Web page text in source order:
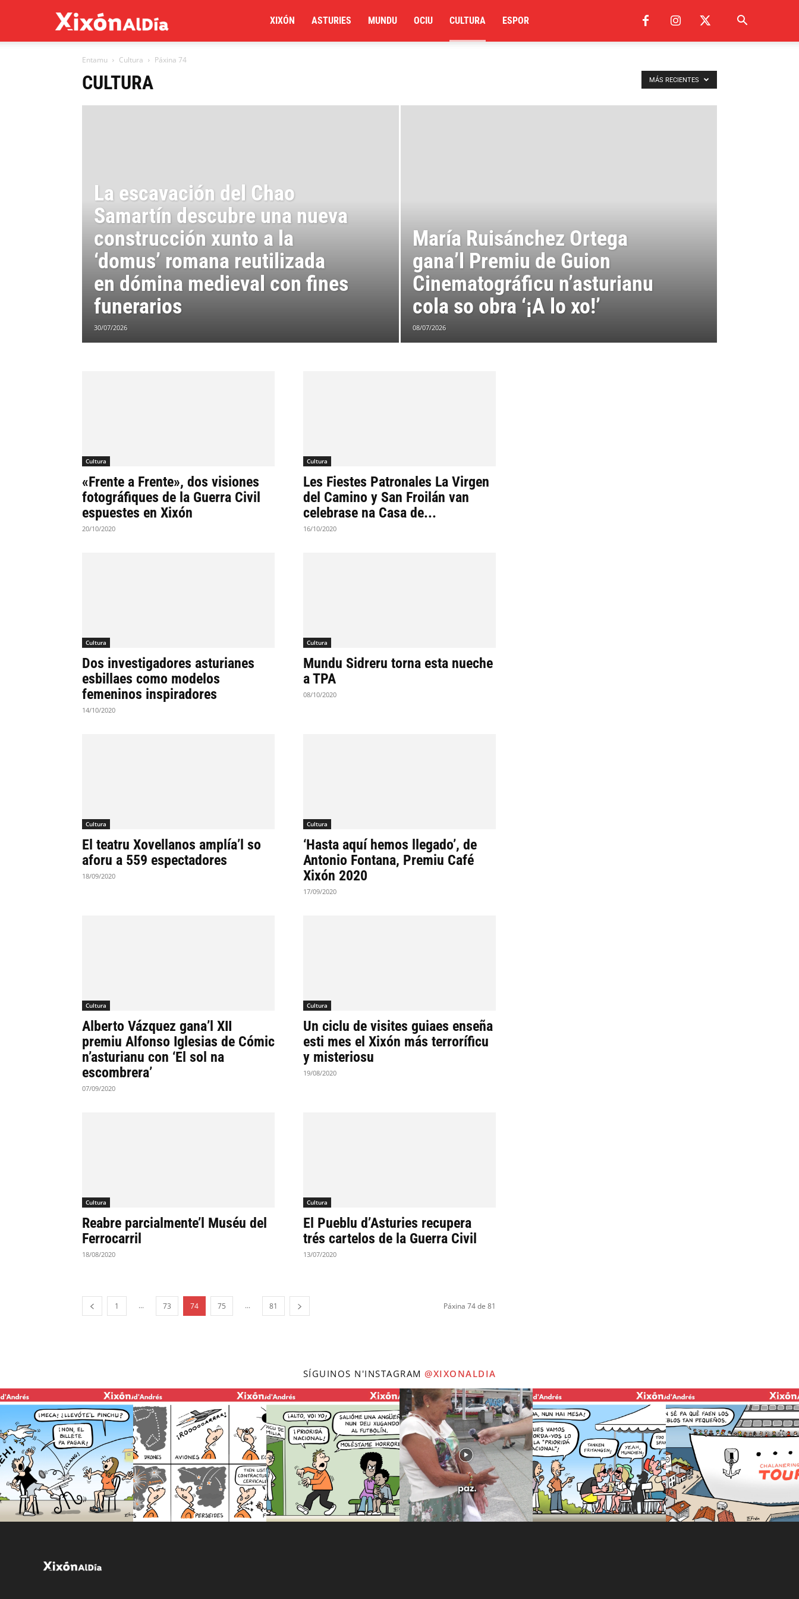
al
día
XIXÓN ASTURIES MUNDU OCIU CULTURA ESPOR
Entamu Cultura Páxina 74
CULTURA MÁS RECIENTES
La escavación del Chao
Samartín descubre una nueva
construcción xunto a la
‘domus’ romana reutilizada
en dómina medieval con fines
funerarios
30/07/2026
María Ruisánchez Ortega
gana’l Premiu de Guion
Cinematográficu n’asturianu
cola so obra ‘¡A lo xo!’
08/07/2026
Cultura
«Frente a Frente», dos visiones
fotográfiques de la Guerra Civil
espuestes en Xixón
20/10/2020
Cultura
Les Fiestes Patronales La Virgen
del Camino y San Froilán van
celebrase na Casa de...
16/10/2020
Cultura
Dos investigadores asturianes
esbillaes como modelos
femeninos inspiradores
14/10/2020
Cultura
Mundu Sidreru torna esta nueche
a TPA
08/10/2020
Cultura
El teatru Xovellanos amplía’l so
aforu a 559 espectadores
18/09/2020
Cultura
‘Hasta aquí hemos llegado’, de
Antonio Fontana, Premiu Café
Xixón 2020
17/09/2020
Cultura
Alberto Vázquez gana’l XII
premiu Alfonso Iglesias de Cómic
n’asturianu con ‘El sol na
escombrera’
07/09/2020
Cultura
Un ciclu de visites guiaes enseña
esti mes el Xixón más terroríficu
y misteriosu
19/08/2020
Cultura
Reabre parcialmente’l Muséu del
Ferrocarril
18/08/2020
Cultura
El Pueblu d’Asturies recupera
trés cartelos de la Guerra Civil
13/07/2020
1 ... 73 74 75 ... 81 Páxina 74 de 81
SÍGUINOS N'INSTAGRAM @XIXONALDIA